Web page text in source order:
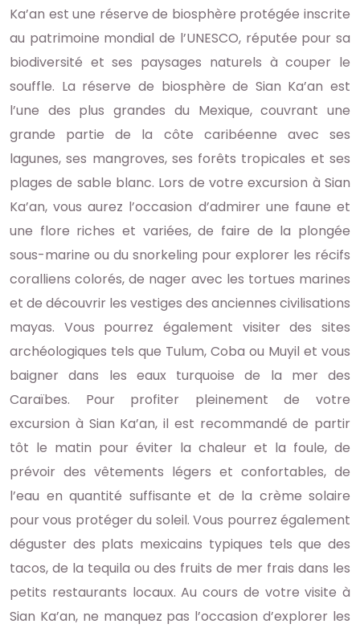
Ka’an est une réserve de biosphère protégée inscrite
au patrimoine mondial de l’UNESCO, réputée pour sa
biodiversité et ses paysages naturels à couper le
souffle. La réserve de biosphère de Sian Ka’an est
l’une des plus grandes du Mexique, couvrant une
grande partie de la côte caribéenne avec ses
lagunes, ses mangroves, ses forêts tropicales et ses
plages de sable blanc. Lors de votre excursion à Sian
Ka’an, vous aurez l’occasion d’admirer une faune et
une flore riches et variées, de faire de la plongée
sous-marine ou du snorkeling pour explorer les récifs
coralliens colorés, de nager avec les tortues marines
et de découvrir les vestiges des anciennes civilisations
mayas. Vous pourrez également visiter des sites
archéologiques tels que Tulum, Coba ou Muyil et vous
baigner dans les eaux turquoise de la mer des
Caraïbes. Pour profiter pleinement de votre
excursion à Sian Ka’an, il est recommandé de partir
tôt le matin pour éviter la chaleur et la foule, de
prévoir des vêtements légers et confortables, de
l’eau en quantité suffisante et de la crème solaire
pour vous protéger du soleil. Vous pourrez également
déguster des plats mexicains typiques tels que des
tacos, de la tequila ou des fruits de mer frais dans les
petits restaurants locaux. Au cours de votre visite à
Sian Ka’an, ne manquez pas l’occasion d’explorer les